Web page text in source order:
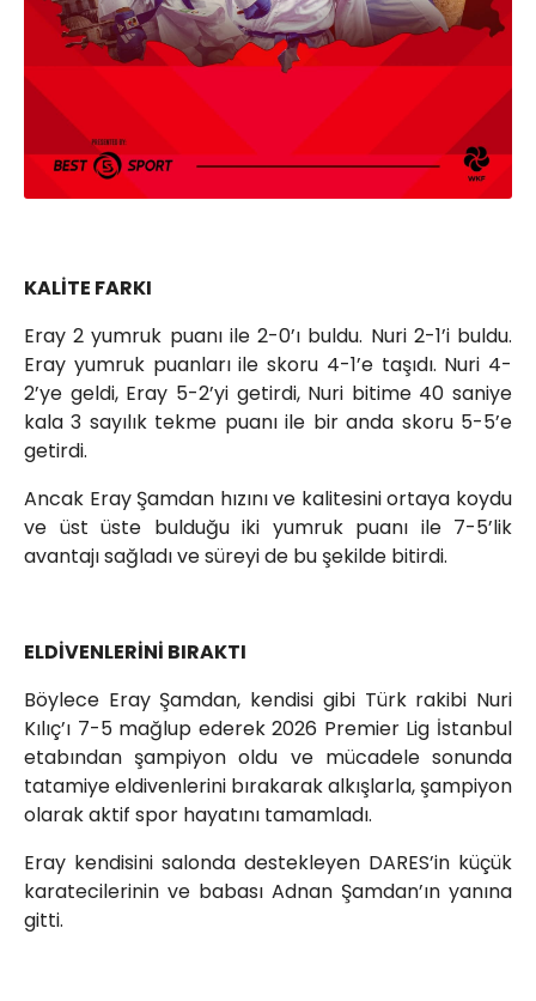
KALİTE FARKI
Eray 2 yumruk puanı ile 2-0’ı buldu. Nuri 2-1’i buldu.
Eray yumruk puanları ile skoru 4-1’e taşıdı. Nuri 4-
2’ye geldi, Eray 5-2’yi getirdi, Nuri bitime 40 saniye
kala 3 sayılık tekme puanı ile bir anda skoru 5-5’e
getirdi.
Ancak Eray Şamdan hızını ve kalitesini ortaya koydu
ve üst üste bulduğu iki yumruk puanı ile 7-5’lik
avantajı sağladı ve süreyi de bu şekilde bitirdi.
ELDİVENLERİNİ BIRAKTI
Böylece Eray Şamdan, kendisi gibi Türk rakibi Nuri
Kılıç’ı 7-5 mağlup ederek 2026 Premier Lig İstanbul
etabından şampiyon oldu ve mücadele sonunda
tatamiye eldivenlerini bırakarak alkışlarla, şampiyon
olarak aktif spor hayatını tamamladı.
Eray kendisini salonda destekleyen DARES’in küçük
karatecilerinin ve babası Adnan Şamdan’ın yanına
gitti.